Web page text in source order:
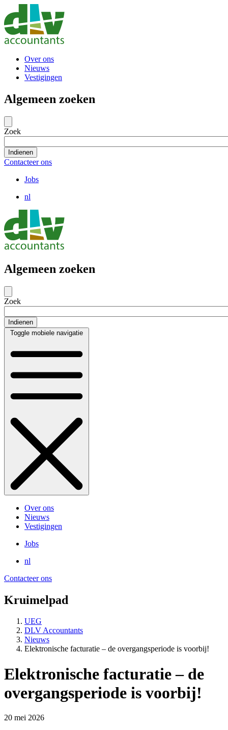
hoofdinhoud
gaan
Over ons
Nieuws
Vestigingen
Algemeen zoeken
Zoek
Contacteer ons
Jobs
nl
Algemeen zoeken
Zoek
Toggle mobiele navigatie
Over ons
Nieuws
Vestigingen
Jobs
nl
Contacteer ons
Kruimelpad
UEG
DLV Accountants
Nieuws
Elektronische facturatie – de overgangsperiode is voorbij!
Elektronische facturatie – de
overgangsperiode is voorbij!
20 mei 2026